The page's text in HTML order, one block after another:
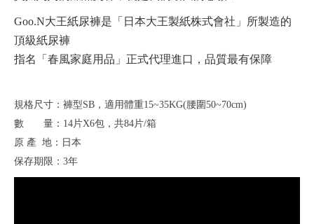
Goo.N大王紙尿褲是「日本大王製紙株式會社」所製造的
頂級紙尿褲
指名「春風家庭用品」正式代理進口，品質最有保障
規格尺寸：褲型SB，適用體重15~35KG(腰圍50~70cm)
數 量：14片X6包，共84片/箱
原 產 地：日本
保存期限：3年